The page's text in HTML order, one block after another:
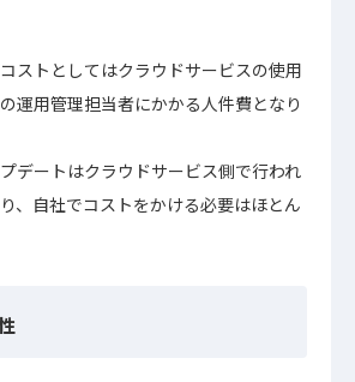
ストとしてはクラウドサービスの使用
運用管理担当者にかかる人件費となり
デートはクラウドサービス側で行われ
、自社でコストをかける必要はほとん